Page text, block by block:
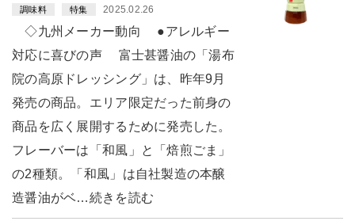
調味料 特集 2025.02.26
◇九州メーカー動向 ●アレルギー
対応に喜びの声 富士甚醤油の「湯布
院の高原ドレッシング」は、昨年9月
発売の商品。エリア限定だった前身の
商品を広く展開するために発売した。
フレーバーは「和風」と「焙煎ごま」
の2種類。「和風」は自社製造の本醸
造醤油がベ…続きを読む